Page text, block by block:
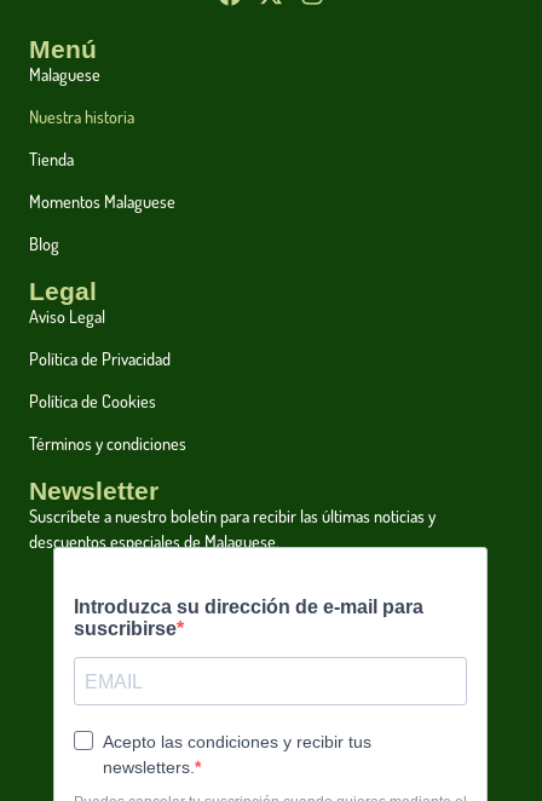
Menú
Malaguese
Nuestra historia
Tienda
Momentos Malaguese
Blog
Legal
Aviso Legal
Política de Privacidad
Política de Cookies
Términos y condiciones
Newsletter
Suscríbete a nuestro boletín para recibir las últimas noticias y
descuentos especiales de Malaguese.